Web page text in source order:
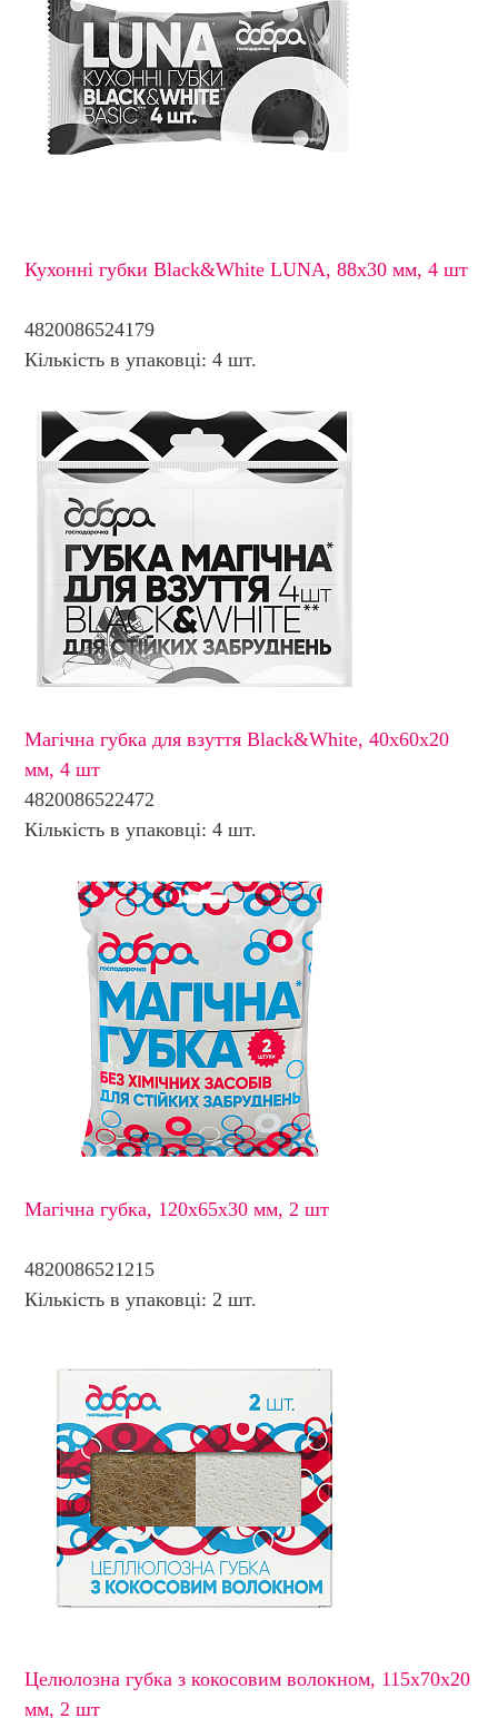
Кухонні губки Black&White LUNA, 88х30 мм, 4 шт
4820086524179
Кількість в упаковці: 4 шт.
Магічна губка для взуття Black&White, 40х60х20
мм, 4 шт
4820086522472
Кількість в упаковці: 4 шт.
Магічна губка, 120х65х30 мм, 2 шт
4820086521215
Кількість в упаковці: 2 шт.
Целюлозна губка з кокосовим волокном, 115х70х20
мм, 2 шт